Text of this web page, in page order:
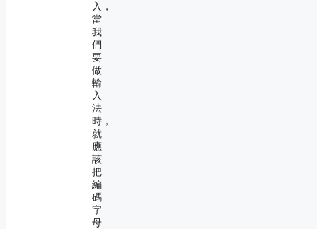
入，
當
我
們
要
做
輸
入
法
時，
就
應
該
把
編
碼
字
母